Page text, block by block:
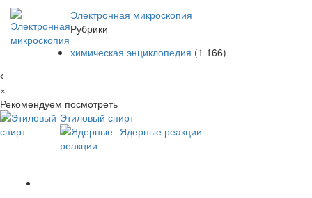
Электронная микроскопия
Рубрики
химическая энциклопедия (1 166)
×
Рекомендуем посмотреть
Этиловый спирт
Ядерные реакции